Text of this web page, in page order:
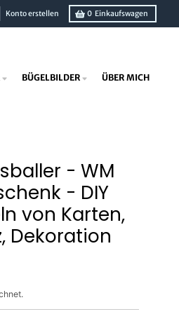
Konto erstellen 0 Einkaufswagen
BÜGELBILDER ÜBER MICH
- WM
- DIY
von Karten,
Dekoration